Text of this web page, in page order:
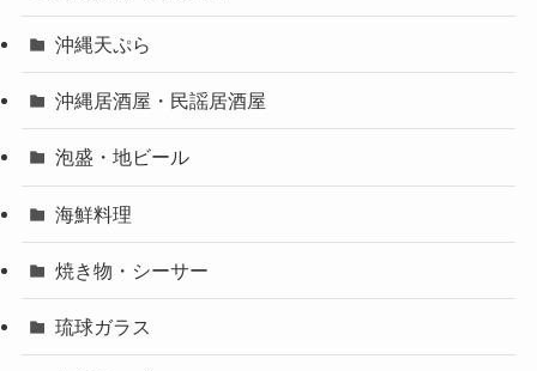
沖縄天ぷら
沖縄居酒屋・民謡居酒屋
泡盛・地ビール
海鮮料理
焼き物・シーサー
琉球ガラス